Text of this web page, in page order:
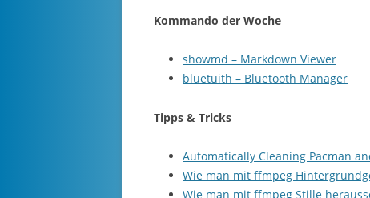
Kommando der Woche
showmd – Markdown Viewer
bluetuith – Bluetooth Manager
Tipps & Tricks
Automatically Cleaning Pacman
Wie man mit ffmpeg
Wie man mit ffmpeg Stille